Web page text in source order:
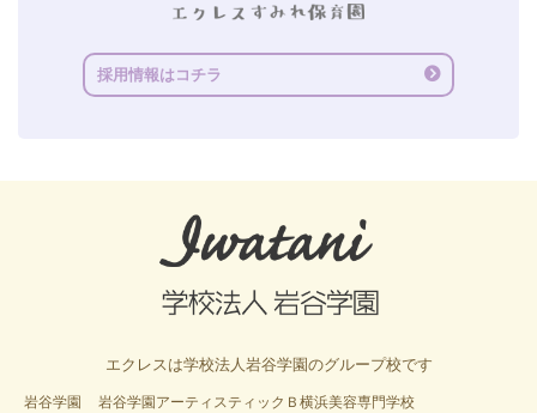
採用情報はコチラ
エクレスは学校法人岩谷学園のグループ校です
岩谷学園
岩谷学園アーティスティックＢ横浜美容専門学校